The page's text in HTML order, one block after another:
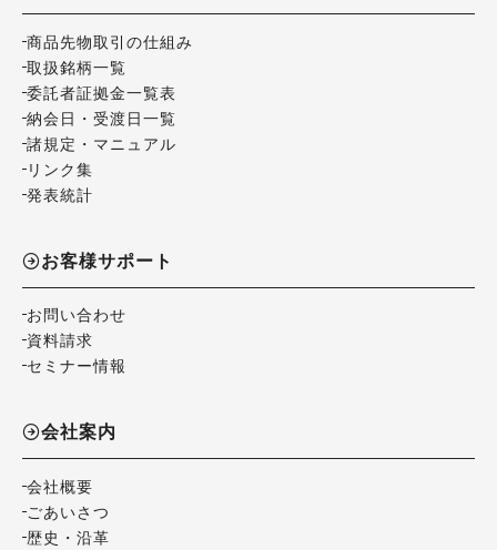
商品先物取引の仕組み
取扱銘柄一覧
委託者証拠金一覧表
納会日・受渡日一覧
諸規定・マニュアル
リンク集
発表統計
お客様サポート
お問い合わせ
資料請求
セミナー情報
会社案内
会社概要
ごあいさつ
歴史・沿革